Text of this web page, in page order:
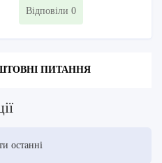
Відповіли 0
ПИТАННЯ
останні